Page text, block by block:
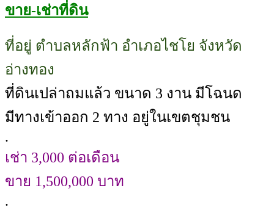
ขาย-เช่าที่ดิน
ที่อยู่ ตำบลหลักฟ้า อำเภอไชโย จังหวัด
อ่างทอง
ที่ดินเปล่าถมแล้ว ขนาด 3 งาน มีโฉนด
มีทางเข้าออก 2 ทาง อยู่ในเขตชุมชน
.
เช่า 3,000 ต่อเดือน
ขาย 1,500,000 บาท
.